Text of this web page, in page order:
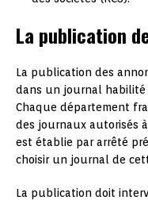
La publication
La publication des
dans un journal habilité
Chaque département
des journaux autorisés
est établie par arrêté
choisir un journal de
La publication doit